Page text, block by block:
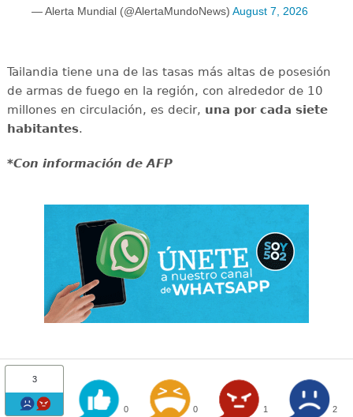
— Alerta Mundial (@AlertaMundoNews) August 7, 2026
Tailandia tiene una de las tasas más altas de posesión
de armas de fuego en la región, con alrededor de 10
millones en circulación, es decir, una por cada siete
habitantes.
*Con información de AFP
3
0 0 1 2